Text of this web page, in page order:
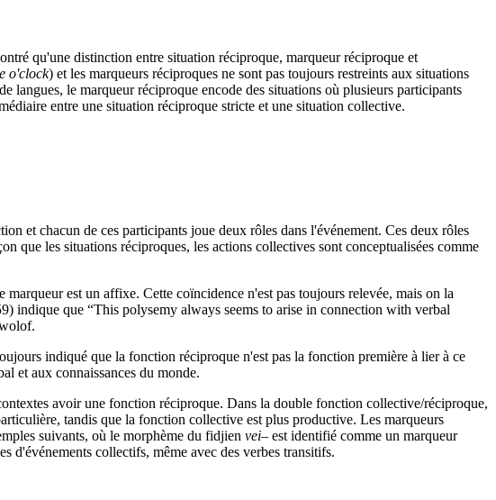
qu'une distinction entre situation réciproque, marqueur réciproque et
o'clock) et les marqueurs réciproques ne sont pas toujours restreints aux situations
langues, le marqueur réciproque encode des situations où plusieurs participants
entre une situation réciproque stricte et une situation collective.
et chacun de ces participants joue deux rôles dans l'événement. Ces deux rôles
que les situations réciproques, les actions collectives sont conceptualisées comme
est un affixe. Cette coïncidence n'est pas toujours relevée, mais on la
indique que “This polysemy always seems to arise in connection with verbal
indiqué que la fonction réciproque n'est pas la fonction première à lier à ce
et aux connaissances du monde.
avoir une fonction réciproque. Dans la double fonction collective/réciproque,
tandis que la fonction collective est plus productive. Les marqueurs
suivants, où le morphème du fidjien vei– est identifié comme un marqueur
d'événements collectifs, même avec des verbes transitifs.